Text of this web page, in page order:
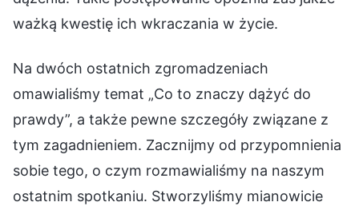
ważką kwestię ich wkraczania w życie.
Na dwóch ostatnich zgromadzeniach
omawialiśmy temat „Co to znaczy dążyć do
prawdy”, a także pewne szczegóły związane z
tym zagadnieniem. Zacznijmy od przypomnienia
sobie tego, o czym rozmawialiśmy na naszym
ostatnim spotkaniu. Stworzyliśmy mianowicie